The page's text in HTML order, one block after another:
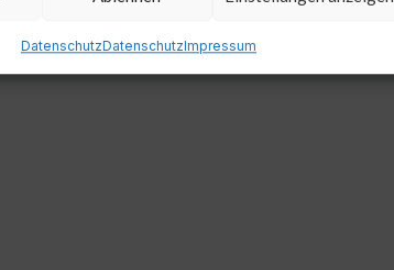
DatenschutzDatenschutzImpressum